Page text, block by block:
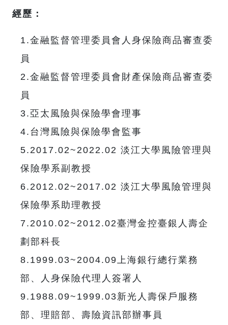
經歷：
1.金融監督管理委員會人身保險商品審查委
員
2.金融監督管理委員會財產保險商品審查委
員
3.亞太風險與保險學會理事
4.台灣風險與保險學會監事
5.2017.02~2022.02 淡江大學風險管理與
保險學系副教授
6.2012.02~2017.02 淡江大學風險管理與
保險學系助理教授
7.2010.02~2012.02臺灣金控臺銀人壽企
劃部科長
8.1999.03~2004.09上海銀行總行業務
部、人身保險代理人簽署人
9.1988.09~1999.03新光人壽保戶服務
部、理賠部、壽險資訊部辦事員